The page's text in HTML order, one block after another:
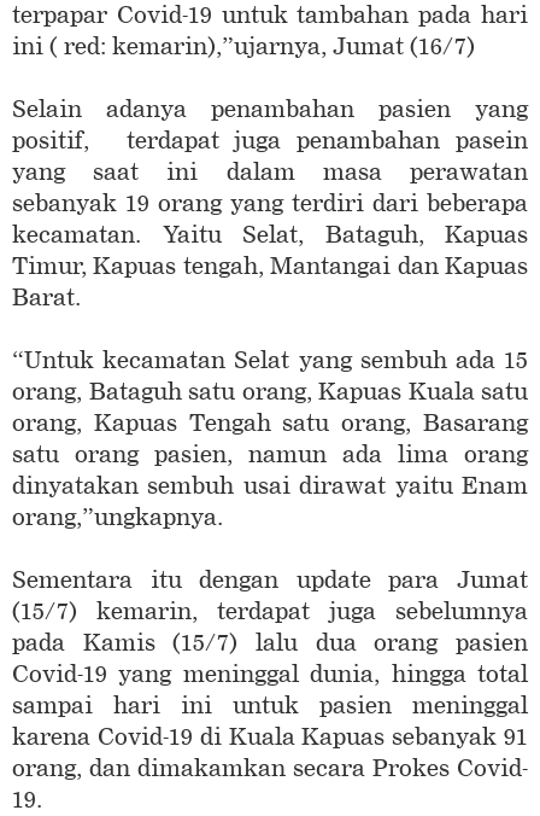
terpapar Covid-19 untuk tambahan pada hari
ini ( red: kemarin),”ujarnya, Jumat (16/7)
Selain adanya penambahan pasien yang
positif, terdapat juga penambahan pasein
yang saat ini dalam masa perawatan
sebanyak 19 orang yang terdiri dari beberapa
kecamatan. Yaitu Selat, Bataguh, Kapuas
Timur, Kapuas tengah, Mantangai dan Kapuas
Barat.
“Untuk kecamatan Selat yang sembuh ada 15
orang, Bataguh satu orang, Kapuas Kuala satu
orang, Kapuas Tengah satu orang, Basarang
satu orang pasien, namun ada lima orang
dinyatakan sembuh usai dirawat yaitu Enam
orang,”ungkapnya.
Sementara itu dengan update para Jumat
(15/7) kemarin, terdapat juga sebelumnya
pada Kamis (15/7) lalu dua orang pasien
Covid-19 yang meninggal dunia, hingga total
sampai hari ini untuk pasien meninggal
karena Covid-19 di Kuala Kapuas sebanyak 91
orang, dan dimakamkan secara Prokes Covid-
19.